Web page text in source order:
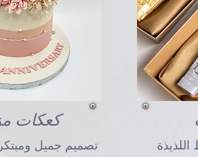
كعكات
تصميم جميل ومبتكر